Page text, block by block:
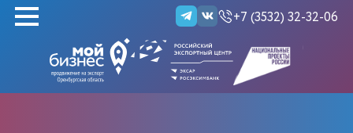
+7 (3532) 32-32-06